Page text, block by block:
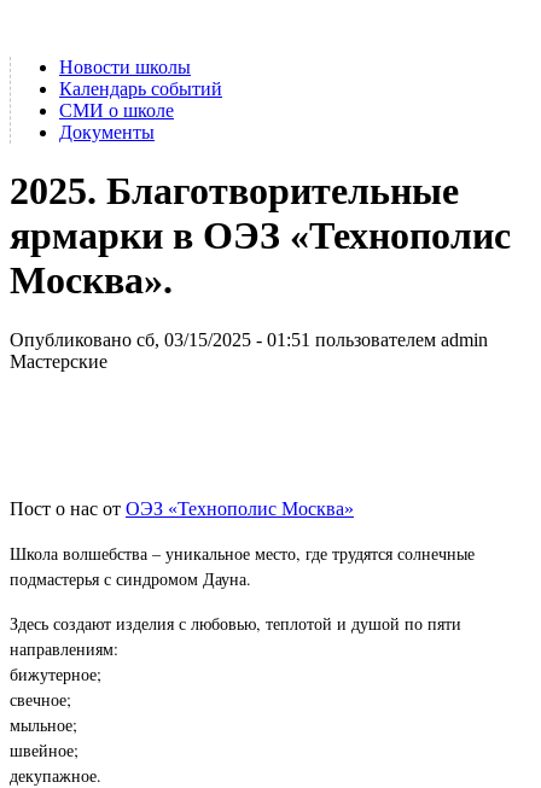
Новости школы
Календарь событий
СМИ о школе
Документы
2025. Благотворительные
ярмарки в ОЭЗ «Технополис
Москва».
Опубликовано сб, 03/15/2025 - 01:51 пользователем admin
Мастерские
Пост о нас от ОЭЗ «Технополис Москва»
Школа волшебства – уникальное место, где трудятся солнечные
подмастерья с синдромом Дауна.
Здесь создают изделия с любовью, теплотой и душой по пяти
направлениям:
бижутерное;
свечное;
мыльное;
швейное;
декупажное.